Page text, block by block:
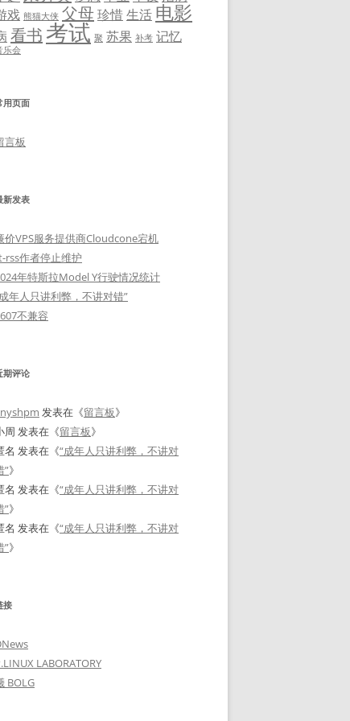
戏 熊猫大侠 父母珍惜生活 电影
看书 考试 聚 苏果 补考 记忆
乐会
用页面
言板
新发表
价VPS服务提供商Cloudcone宕机
rss作者停止维护
年特斯拉Model Y行驶情况统计
年人只讲利弊，不讲对错”
不兼容
期评论
发表在《留言板》
周 发表在《留言板》
名 发表在《“成年人只讲利弊，不讲对
”》
名 发表在《“成年人只讲利弊，不讲对
”》
名 发表在《“成年人只讲利弊，不讲对
”》
接
LABORATORY
BOLG